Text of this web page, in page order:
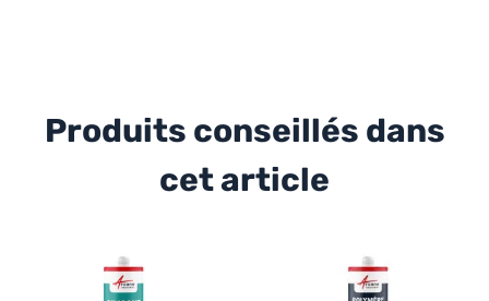
Produits conseillés dans
cet article